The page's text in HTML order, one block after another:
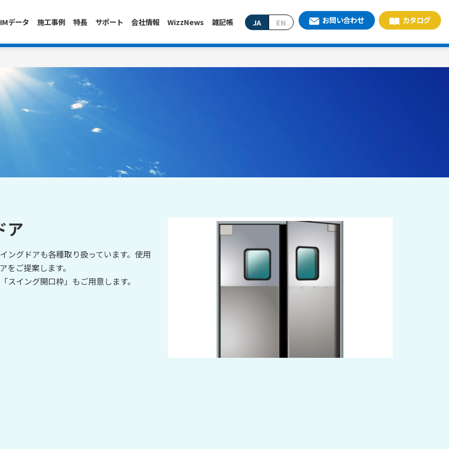
データ 施工事例 特長 サポート 会社情報 WizzNews 雑記帳 JA EN お問い合わせ カタログ
ア
ングドアも各種取り扱っています。使用
ご提案します。
イング開口枠」もご用意します。